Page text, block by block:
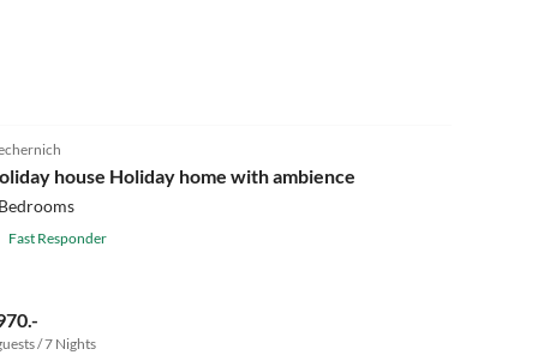
house Holiday home with ambience
Fast Responder
/ 7 Nights